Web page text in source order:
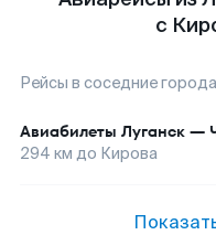
с
Рейсы в соседние города
Авиабилеты Луганск —
294 км до Кирова